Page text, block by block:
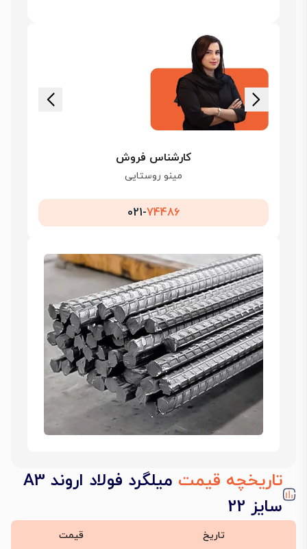
کارشناس فروش
مینو روستایی
021-74486
تاریخچه قیمت
میلگرد فولاد اروند A3
سایز 22
تاریخ قیمت